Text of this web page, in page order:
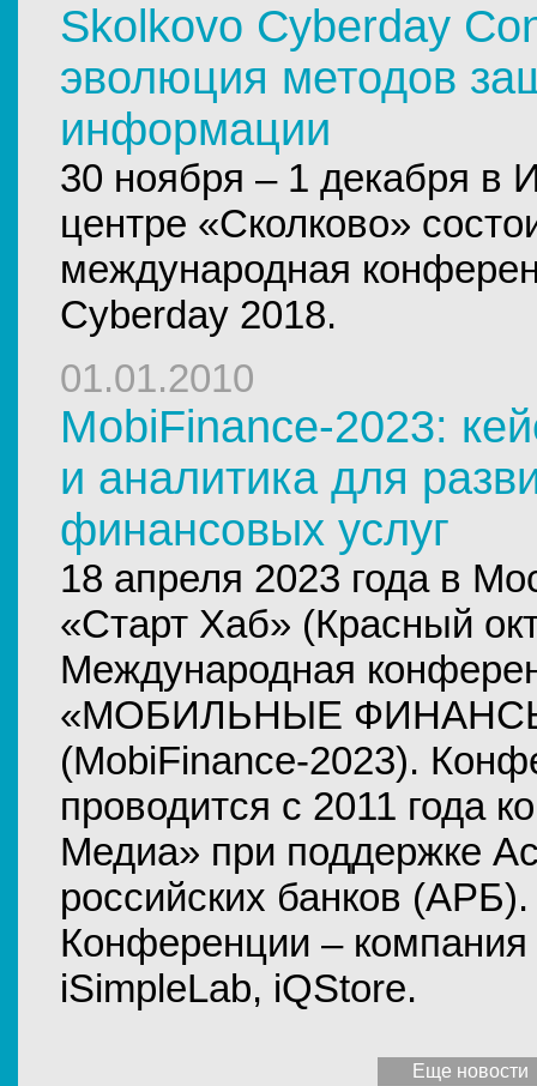
Skolkovo Cyberday
эволюция методов
информации
30 ноября – 1 декабря в
центре «Сколково»
международная
Cyberday 2018.
01.01.2010
MobiFinance-2023:
и аналитика для
финансовых услуг
18 апреля 2023 года в
«Старт Хаб» (Красный
Международная
«МОБИЛЬНЫЕ
(MobiFinance-2023).
проводится с 2011 года
Медиа» при поддержке
российских банков
Конференции –
iSimpleLab, iQStore.
Еще новости